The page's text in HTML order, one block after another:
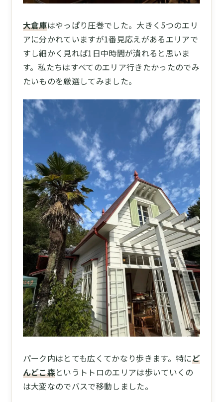
大倉庫はやっぱり圧巻でした。大きく5つのエリ
アに分かれていますが1番見応えがあるエリアで
すし細かく見れば1日中時間が潰れると思いま
す。私たちはすべてのエリア行きたかったのでみ
たいものを厳選してみました。
パーク内はとても広くてかなり歩きます。特にど
んどこ森というトトロのエリアは歩いていくの
は大変なのでバスで移動しました。